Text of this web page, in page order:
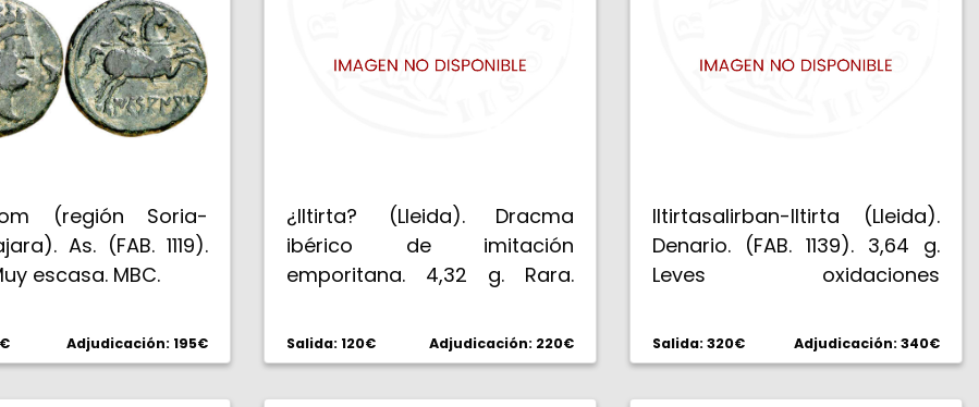
(región Soria-
As. (FAB. 1119).
escasa. MBC.
Adjudicación: 195€
¿Iltirta? (Lleida). Dracma
ibérico de imitación
emporitana. 4,32 g. Rara.
Salida: 120€ Adjudicación: 220€
Iltirtasalirban-Iltirta (Lleida).
Denario. (FAB. 1139). 3,64 g.
Leves oxidaciones
(MBC+).
Salida: 320€ Adjudicación: 340€